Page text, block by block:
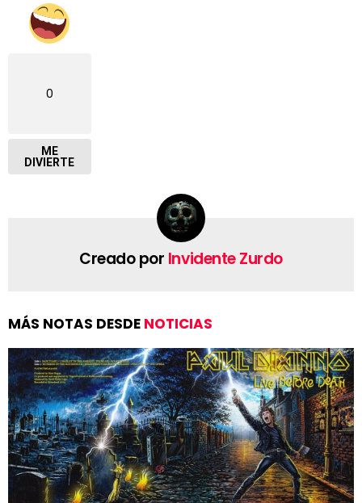
0
ME
DIVIERTE
Creado por Invidente Zurdo
MÁS NOTAS DESDE NOTICIAS